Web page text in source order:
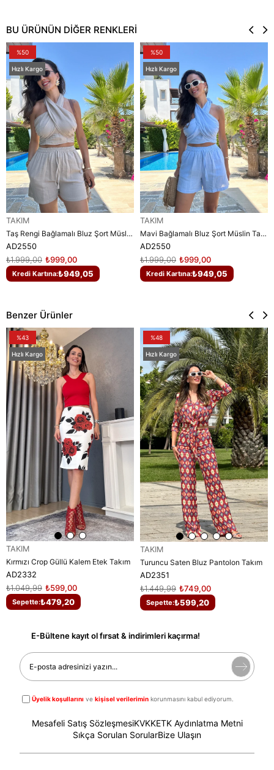
BU ÜRÜNÜN DİĞER RENKLERİ
TAKIM
Taş Rengi Bağlamalı Bluz Şort Müslin Takım
AD2550
₺999,00
₺1.999,00
Kredi Kartına:₺949,05
%50
Hızlı Kargo
TAKIM
Mavi Bağlamalı Bluz Şort Müslin Takım
AD2550
₺999,00
₺1.999,00
Kredi Kartına:₺949,05
%50
Hızlı Kargo
Benzer Ürünler
TAKIM
Kırmızı Crop Güllü Kalem Etek Takım
AD2332
₺599,00
₺1.049,99
Sepette:₺479,20
%43
Hızlı Kargo
TAKIM
Turuncu Saten Bluz Pantolon Takım
AD2351
₺749,00
₺1.449,99
Sepette:₺599,20
%48
Hızlı Kargo
E-Bültene kayıt ol fırsat & indirimleri kaçırma!
Üyelik koşullarını vekişisel verilerimin korunmasını kabul ediyorum.
Mesafeli Satış SözleşmesiKVKKETK Aydınlatma Metni
Sıkça Sorulan SorularBize Ulaşın